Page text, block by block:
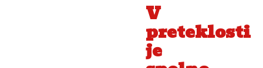
V
preteklosti
je